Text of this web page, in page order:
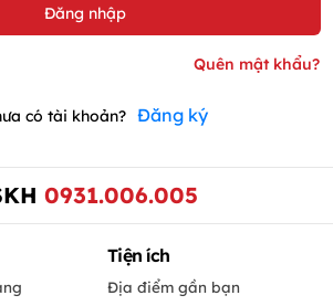
có tài khoản? Đăng ký
0931.006.005
Tiện ích
Địa điểm gần bạn